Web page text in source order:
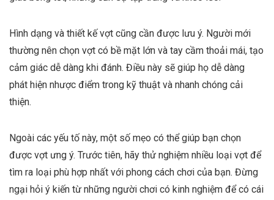
Hình dạng và thiết kế vợt cũng cần được lưu ý. Người mới
thường nên chọn vợt có bề mặt lớn và tay cầm thoải mái, tạo
cảm giác dễ dàng khi đánh. Điều này sẽ giúp họ dễ dàng
phát hiện nhược điểm trong kỹ thuật và nhanh chóng cải
thiện.
Ngoài các yếu tố này, một số mẹo có thể giúp bạn chọn
được vợt ưng ý. Trước tiên, hãy thử nghiệm nhiều loại vợt để
tìm ra loại phù hợp nhất với phong cách chơi của bạn. Đừng
ngại hỏi ý kiến từ những người chơi có kinh nghiệm để có cái